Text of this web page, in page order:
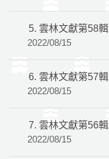
5. 雲林文獻第58輯
2022/08/15
6. 雲林文獻第57輯
2022/08/15
7. 雲林文獻第56輯
2022/08/15